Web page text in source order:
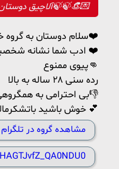
💌🎩🍂🍂آلاچیق دوستان🍃🍃👒💌
سلام دوستان به گروه خودتون خوش اومدید❤️
ادب شما نشانه شخصیت ❤️
پیوی ممنوع👊
رده سنی ۲۸ ساله به بالا
بی احترامی به همگروهی ممنوع وریمو👎
خوش باشید باتشکرمالک گروه 💕
مشاهده گروه در تلگرام